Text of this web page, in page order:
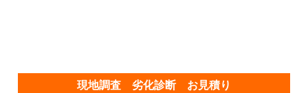
現地調査 劣化診断 お見積り